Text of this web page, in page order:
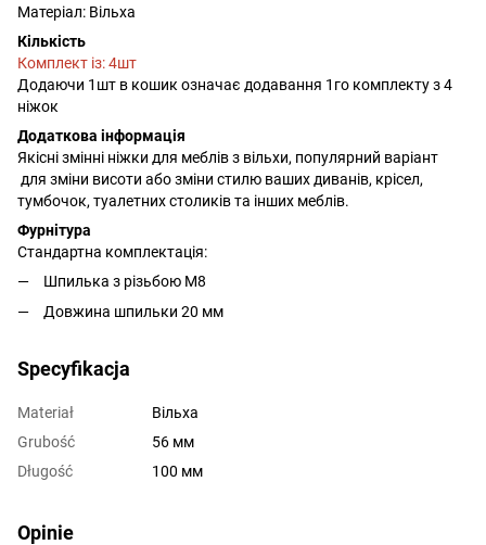
Матеріал: Вільха
Кількість
Комплект із: 4шт
Додаючи 1шт в кошик означає додавання 1го комплекту з 4
ніжок
Додаткова інформація
Якісні змінні ніжки для меблів з вільхи, популярний варіант
для зміни висоти або зміни стилю ваших диванів, крісел,
тумбочок, туалетних столиків та інших меблів.
Фурнітура
Стандартна комплектація:
Шпилька з різьбою М8
Довжина шпильки 20 мм
Specyfikacja
Materiał
Вільха
Grubość
56 мм
Długość
100 мм
Opinie